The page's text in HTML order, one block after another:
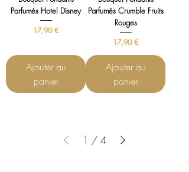
Parfumés Hotel Disney
Prix
17,90 €
Ajouter au
panier
Parfumés Crumble Fruits
Rouges
Prix
17,90 €
Ajouter au
panier
1 / 4